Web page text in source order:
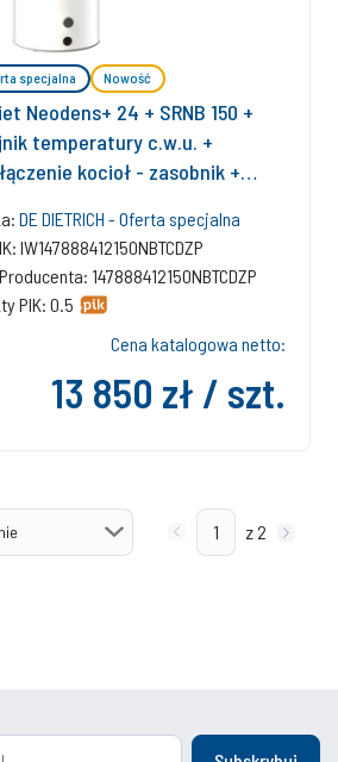
specjalna Nowość
Neodens+ 24 + SRNB 150 +
temperatury c.w.u. +
kocioł - zasobnik +
w szacht
DE DIETRICH - Oferta specjalna
IW147888412150NBTCDZP
147888412150NBTCDZP
PIK: 0.5
Cena katalogowa netto:
13 850 zł / szt.
z 2